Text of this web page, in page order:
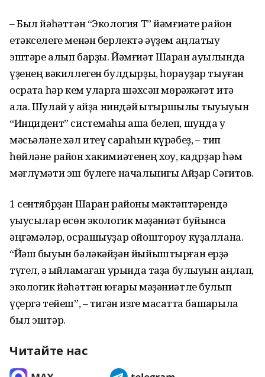
– Был йәһәттән “Экология Т” йәмғиәте район
етәкселеге менән берлектә әүҙем аңлатыу
эштәре алып барҙы. Йәмғиәт Шаран ауылында
үҙенең вәкиллеген булдырҙы, һорауҙар тыуған
осраҡта һәр кем уларға шәхсән мөрәжәғәт итә
ала. Шулай уҡ ҡайҙа ниндәй ҡытыршылыҡ тыуыуын
“Инцидент” системаһы аша белеп, шунда уҡ
мәсьәләне хәл итеү сараһын күрәбеҙ, – тип
һөйләне район хакимиәтенең хоҡуҡ, кадрҙар һәм
мәғлүмәти эш бүлеге начальнигы Айҙар Сәғитов.
1 сентябрҙән Шаран районы мәктәптәрендә
уҡыусылар өсөн экологик мәҙәниәт буйынса
әңгәмәләр, осрашыуҙар ойоштороу күҙаллана.
“Йәш быуын бәләкәйҙән йыйыштырған ерҙә
түгел, ә ҡыйламаған урында таҙа булыуын аңлап,
экологик йәһәттән юғары мәҙәниәтле булып
үҫергә тейеш”, – тигән изге маҡсатта башҡарыла
был эштәр.
Читайте нас